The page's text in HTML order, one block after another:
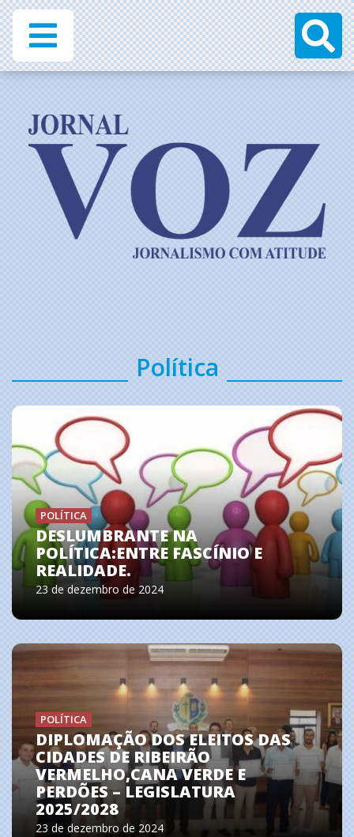
Política
POLÍTICA
DESLUMBRANTE NA
POLÍTICA:ENTRE FASCÍNIO E
REALIDADE.
23 de dezembro de 2024
POLÍTICA
DIPLOMAÇÃO DOS ELEITOS DAS
CIDADES DE RIBEIRÃO
VERMELHO,CANA VERDE E
PERDÕES – LEGISLATURA
2025/2028
23 de dezembro de 2024